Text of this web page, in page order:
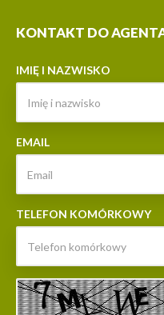
KONTAKT DO
IMIĘ I NAZWISKO
EMAIL
TELEFON KOMÓRKOWY